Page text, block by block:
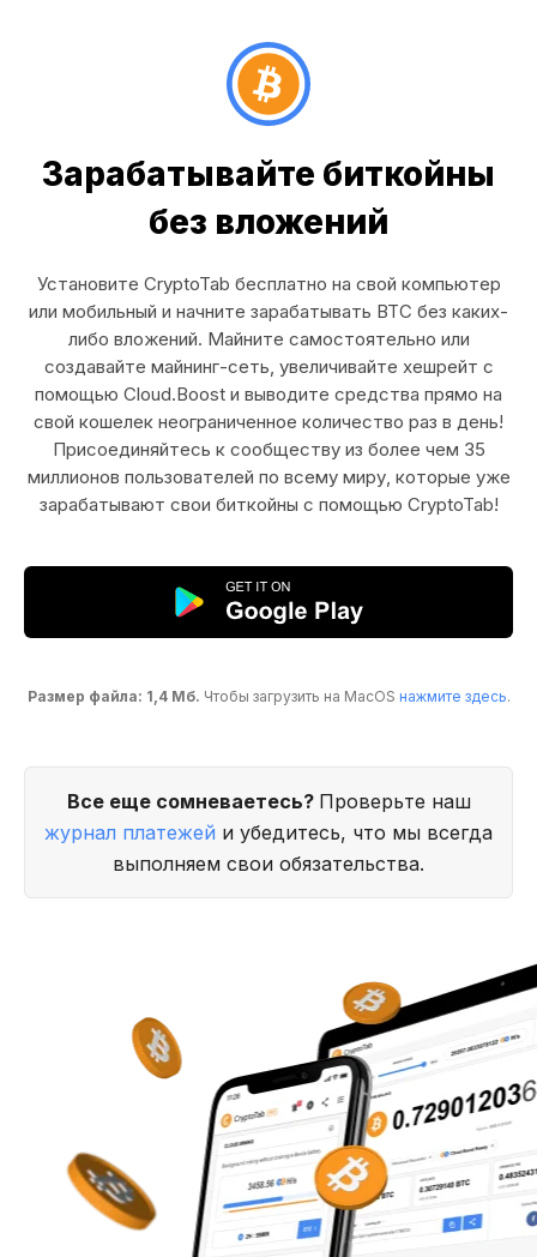
Зарабатывайте биткойны
без вложений
Установите CryptoTab бесплатно на свой компьютер
или мобильный и начните зарабатывать BTC без каких-
либо вложений. Майните самостоятельно или
создавайте майнинг-сеть, увеличивайте хешрейт с
помощью Cloud.Boost и выводите средства прямо на
свой кошелек неограниченное количество раз в день!
Присоединяйтесь к сообществу из более чем 35
миллионов пользователей по всему миру, которые уже
зарабатывают свои биткойны с помощью CryptoTab!
Размер файла: 1,4 Мб. Чтобы загрузить на MacOS нажмите здесь.
Все еще сомневаетесь? Проверьте наш
журнал платежей и убедитесь, что мы всегда
выполняем свои обязательства.